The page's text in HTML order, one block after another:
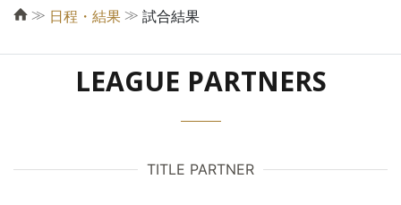
≫ 日程・結果 ≫ 試合結果
LEAGUE PARTNERS
TITLE PARTNER